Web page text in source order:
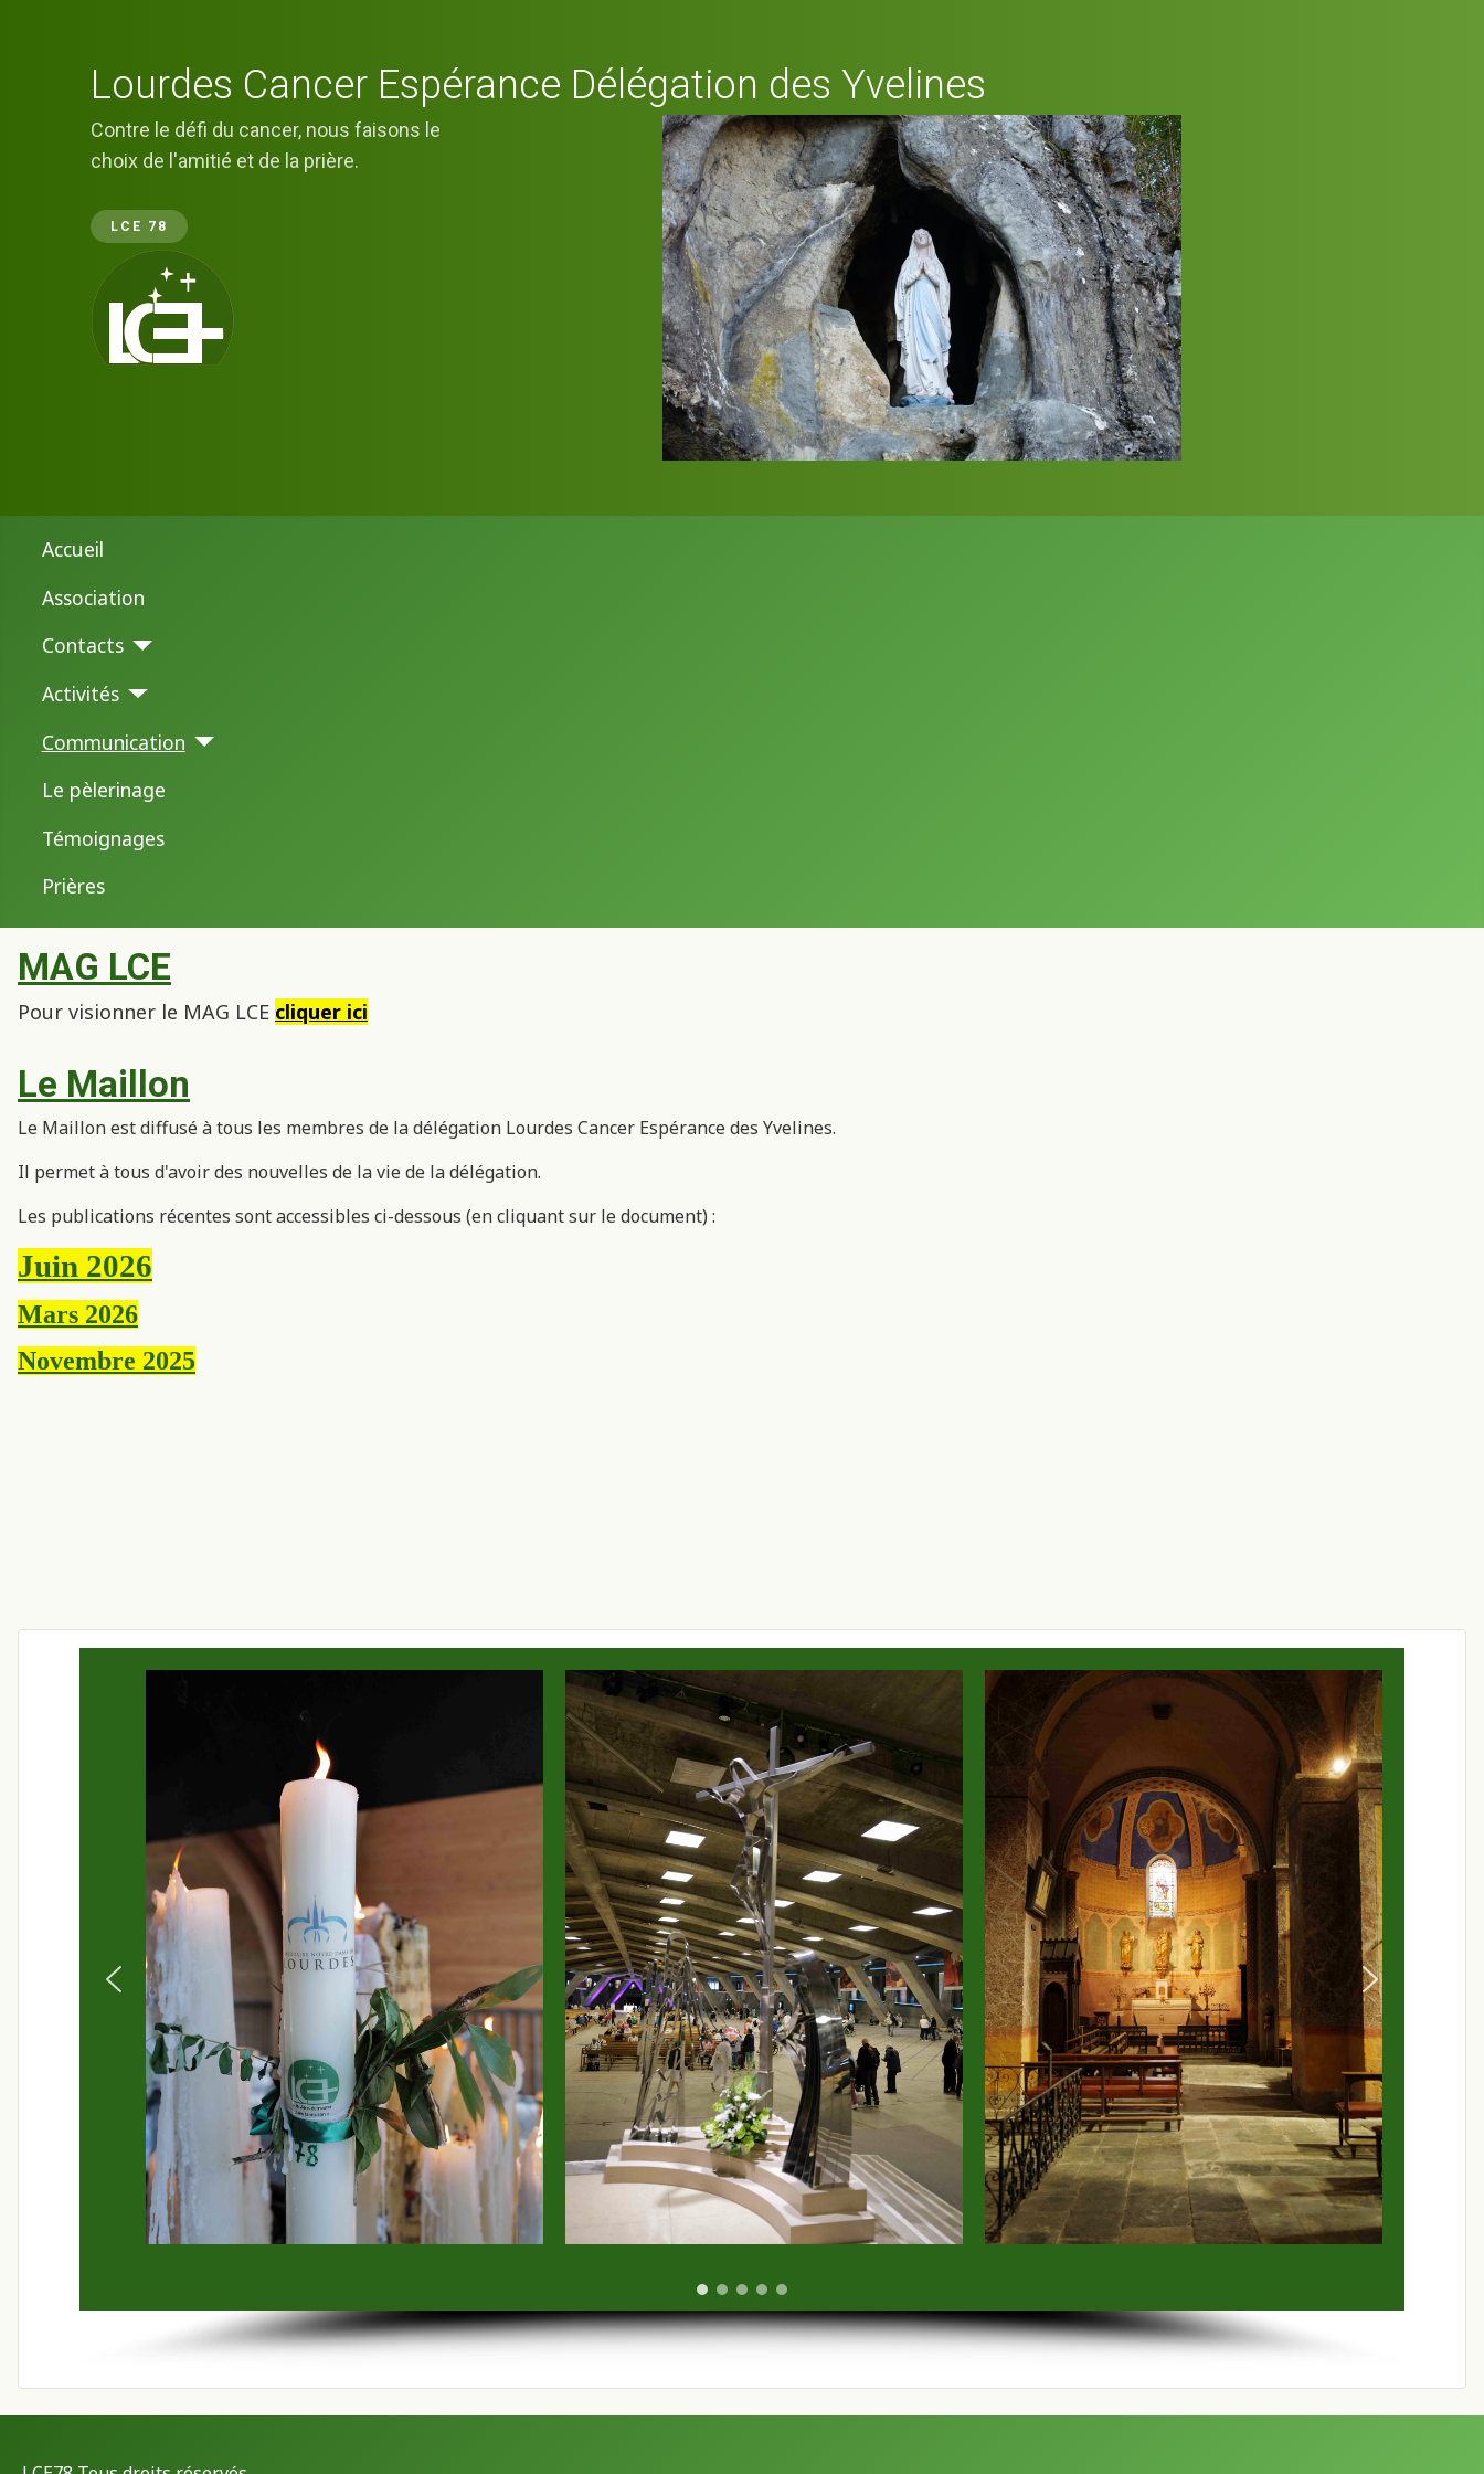
Lourdes Cancer Espérance Délégation des Yvelines
Contre le défi du cancer, nous faisons le
choix de l'amitié et de la prière.
LCE 78
Accueil
Association
Contacts
Activités
Communication
Le pèlerinage
Témoignages
Prières
MAG LCE
Pour visionner le MAG LCE cliquer ici
Le Maillon
Le Maillon est diffusé à tous les membres de la délégation Lourdes Cancer Espérance des Yvelines.
Il permet à tous d'avoir des nouvelles de la vie de la délégation.
Les publications récentes sont accessibles ci-dessous (en cliquant sur le document) :
Juin 2026
Mars 2026
Novembre 2025